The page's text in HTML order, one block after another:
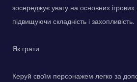
зосереджує увагу на основних
підвищуючи складність і захопливість.
Як грати
Керуй своїм персонажем легко за